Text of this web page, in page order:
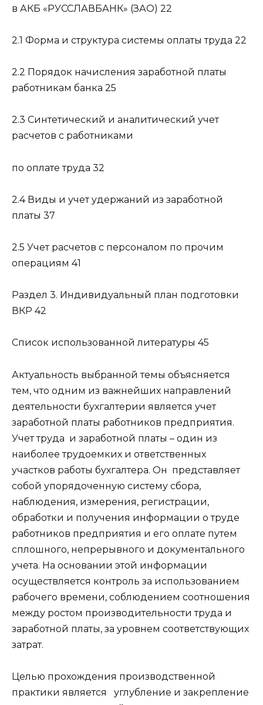
в АКБ «РУССЛАВБАНК» (ЗАО) 22
2.1 Форма и структура системы оплаты труда 22
2.2 Порядок начисления заработной платы
работникам банка 25
2.3 Синтетический и аналитический учет
расчетов с работниками
по оплате труда 32
2.4 Виды и учет удержаний из заработной
платы 37
2.5 Учет расчетов с персоналом по прочим
операциям 41
Раздел 3. Индивидуальный план подготовки
ВКР 42
Список использованной литературы 45
Актуальность выбранной темы объясняется
тем, что одним из важнейших направлений
деятельности бухгалтерии является учет
заработной платы работников предприятия.
Учет труда и заработной платы – один из
наиболее трудоемких и ответственных
участков работы бухгалтера. Он представляет
собой упорядоченную систему сбора,
наблюдения, измерения, регистрации,
обработки и получения информации о труде
работников предприятия и его оплате путем
сплошного, непрерывного и документального
учета. На основании этой информации
осуществляется контроль за использованием
рабочего времени, соблюдением соотношения
между ростом производительности труда и
заработной платы, за уровнем соответствующих
затрат.
Целью прохождения производственной
практики является углубление и закрепление